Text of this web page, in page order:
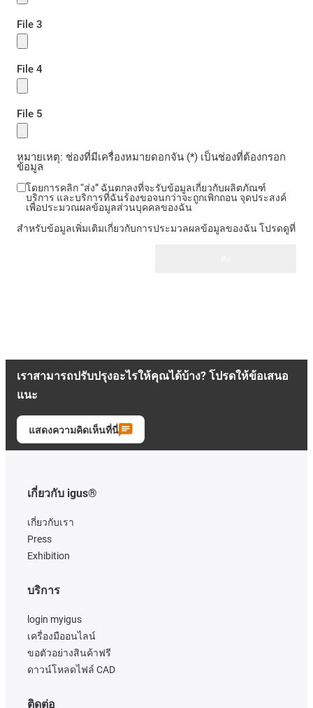
File 3
File 4
File 5
หมายเหตุ: ช่องที่มีเครื่องหมายดอกจัน (*) เป็นช่องที่ต้องกรอก
ข้อมูล
โดยการคลิก “ส่ง” ฉันตกลงที่จะรับข้อมูลเกี่ยวกับผลิตภัณฑ์
บริการ และบริการที่ฉันร้องขอจนกว่าจะถูกเพิกถอน จุดประสงค์
เพื่อประมวณผลข้อมูลส่วนบุคคลของฉัน
สำหรับข้อมูลเพิ่มเติมเกี่ยวกับการประมวลผลข้อมูลของฉัน โปรดดูที่
เราสามารถปรับปรุงอะไรให้คุณได้บ้าง? โปรดให้ข้อเสนอ
แนะ
แสดงความคิดเห็นที่นี่
เกี่ยวกับ igus®
เกี่ยวกับเรา
Press
Exhibition
บริการ
login myigus
เครื่องมืออนไลน์
ขอตัวอย่างสินค้าฟรี
ดาวน์โหลดไฟล์ CAD
ติดต่อ